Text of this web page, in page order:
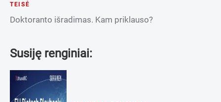
TEISĖ
Doktoranto išradimas. Kam priklauso?
Susiję renginiai: